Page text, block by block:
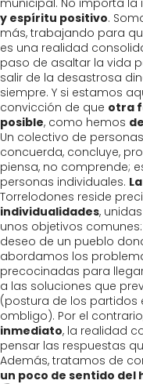
municipal. No importa la
y espíritu positivo.
más, trabajando para
es una realidad
paso de asaltar la vida
salir de la desastrosa
siempre. Y si estamos
convicción de que otra
posible, como hemos
Un colectivo de
concuerda, concluye,
piensa, no comprende;
personas individuales.
Torrelodones reside
individualidades,
unos objetivos
deseo de un pueblo
abordamos los
precocinadas para
a las soluciones que
(postura de los partidos
ombligo). Por el
inmediato, la realidad
pensar las respuestas
Además, tratamos de
un poco de sentido del